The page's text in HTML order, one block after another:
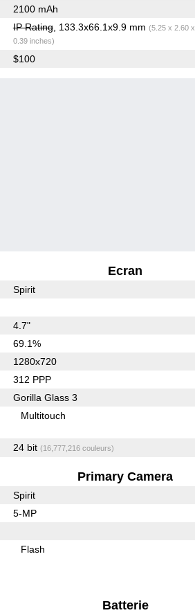
2100 mAh
IP Rating, 133.3x66.1x9.9 mm (5.25 x 2.60 x
0.39 inches)
$100
Ecran
Spirit
4.7"
69.1%
1280x720
312 PPP
Gorilla Glass 3
Multitouch
24 bit (16,777,216 couleurs)
Primary Camera
Spirit
5-MP
Flash
Batterie